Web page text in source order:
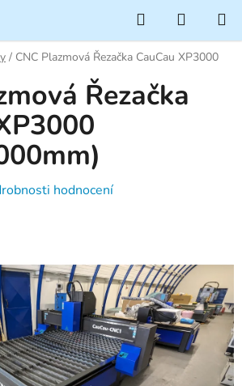
Hledat
KOŠÍK
/ CNC Plazmová Řezačka CauCau XP3000
Řezačka
hodnocení